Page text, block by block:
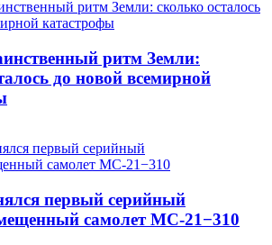
ритм Земли:
до новой всемирной
первый серийный
самолет МС-21−310